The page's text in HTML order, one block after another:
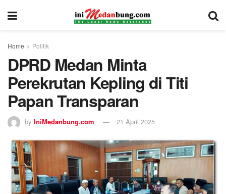
Home Politik
DPRD Medan Minta
Perekrutan Kepling di Titi
Papan Transparan
by IniMedanbung.com 21 April 2025